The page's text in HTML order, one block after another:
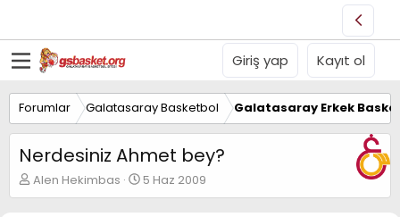
Giriş yap Kayıt ol
Forumlar Galatasaray Basketbol Galatasaray Erkek
Nerdesiniz Ahmet bey?
K
o
Alen Hekimbas
B
a
5 Haz 2009